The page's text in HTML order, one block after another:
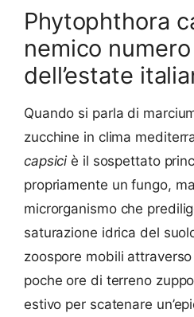
Phytophthora
nemico
dell’estate
Quando si parla di
zucchine in clima
capsici è il sospettato
propriamente un fungo,
microrganismo che
saturazione idrica del
zoospore mobili attraverso
poche ore di terreno
estivo per scatenare